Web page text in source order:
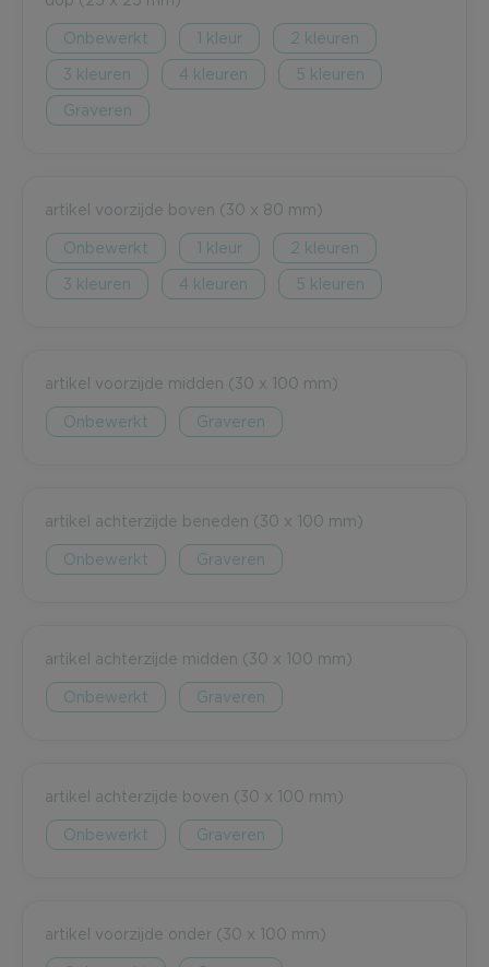
Onbewerkt 1 2
3 4 5
Graveren
artikel voorzijde boven (30 x 80 mm)
Onbewerkt 1 2
3 4 5
artikel voorzijde midden (30 x 100 mm)
Onbewerkt Graveren
artikel achterzijde beneden (30 x 100 mm)
Onbewerkt Graveren
artikel achterzijde midden (30 x 100 mm)
Onbewerkt Graveren
artikel achterzijde boven (30 x 100 mm)
Onbewerkt Graveren
artikel voorzijde onder (30 x 100 mm)